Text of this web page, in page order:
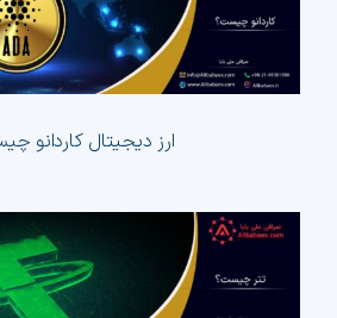
ارز دیجیتال کاردانو